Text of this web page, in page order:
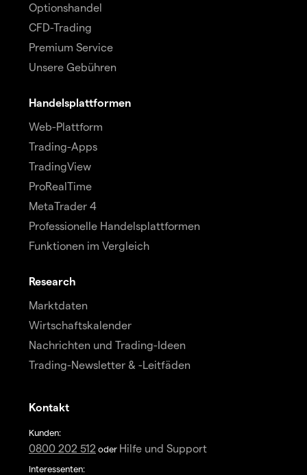
Optionshandel
CFD-Trading
Premium Service
Unsere Gebühren
Handelsplattformen
Web-Plattform
Trading-Apps
TradingView
ProRealTime
MetaTrader 4
Professionelle Handelsplattformen
Funktionen im Vergleich
Research
Marktdaten
Wirtschaftskalender
Nachrichten und Trading-Ideen
Trading-Newsletter & -Leitfäden
Kontakt
Kunden:
0800 202 512 oder Hilfe und Support
Interessenten: